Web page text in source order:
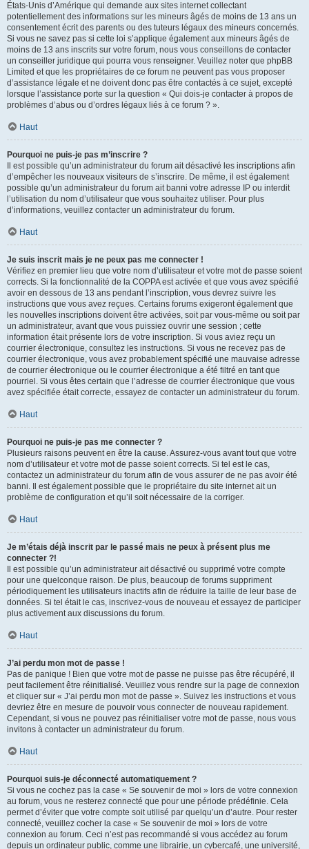
États-Unis d’Amérique qui demande aux sites internet collectant
potentiellement des informations sur les mineurs âgés de moins de 13 ans un
consentement écrit des parents ou des tuteurs légaux des mineurs concernés.
Si vous ne savez pas si cette loi s’applique également aux mineurs âgés de
moins de 13 ans inscrits sur votre forum, nous vous conseillons de contacter
un conseiller juridique qui pourra vous renseigner. Veuillez noter que phpBB
Limited et que les propriétaires de ce forum ne peuvent pas vous proposer
d’assistance légale et ne doivent donc pas être contactés à ce sujet, excepté
lorsque l’assistance porte sur la question « Qui dois-je contacter à propos de
problèmes d’abus ou d’ordres légaux liés à ce forum ? ».
Haut
Pourquoi ne puis-je pas m’inscrire ?
Il est possible qu’un administrateur du forum ait désactivé les inscriptions afin
d’empêcher les nouveaux visiteurs de s’inscrire. De même, il est également
possible qu’un administrateur du forum ait banni votre adresse IP ou interdit
l’utilisation du nom d’utilisateur que vous souhaitez utiliser. Pour plus
d’informations, veuillez contacter un administrateur du forum.
Haut
Je suis inscrit mais je ne peux pas me connecter !
Vérifiez en premier lieu que votre nom d’utilisateur et votre mot de passe soient
corrects. Si la fonctionnalité de la COPPA est activée et que vous avez spécifié
avoir en dessous de 13 ans pendant l’inscription, vous devrez suivre les
instructions que vous avez reçues. Certains forums exigeront également que
les nouvelles inscriptions doivent être activées, soit par vous-même ou soit par
un administrateur, avant que vous puissiez ouvrir une session ; cette
information était présente lors de votre inscription. Si vous aviez reçu un
courrier électronique, consultez les instructions. Si vous ne recevez pas de
courrier électronique, vous avez probablement spécifié une mauvaise adresse
de courrier électronique ou le courrier électronique a été filtré en tant que
pourriel. Si vous êtes certain que l’adresse de courrier électronique que vous
avez spécifiée était correcte, essayez de contacter un administrateur du forum.
Haut
Pourquoi ne puis-je pas me connecter ?
Plusieurs raisons peuvent en être la cause. Assurez-vous avant tout que votre
nom d’utilisateur et votre mot de passe soient corrects. Si tel est le cas,
contactez un administrateur du forum afin de vous assurer de ne pas avoir été
banni. Il est également possible que le propriétaire du site internet ait un
problème de configuration et qu’il soit nécessaire de la corriger.
Haut
Je m’étais déjà inscrit par le passé mais ne peux à présent plus me
connecter ?!
Il est possible qu’un administrateur ait désactivé ou supprimé votre compte
pour une quelconque raison. De plus, beaucoup de forums suppriment
périodiquement les utilisateurs inactifs afin de réduire la taille de leur base de
données. Si tel était le cas, inscrivez-vous de nouveau et essayez de participer
plus activement aux discussions du forum.
Haut
J’ai perdu mon mot de passe !
Pas de panique ! Bien que votre mot de passe ne puisse pas être récupéré, il
peut facilement être réinitialisé. Veuillez vous rendre sur la page de connexion
et cliquer sur « J’ai perdu mon mot de passe ». Suivez les instructions et vous
devriez être en mesure de pouvoir vous connecter de nouveau rapidement.
Cependant, si vous ne pouvez pas réinitialiser votre mot de passe, nous vous
invitons à contacter un administrateur du forum.
Haut
Pourquoi suis-je déconnecté automatiquement ?
Si vous ne cochez pas la case « Se souvenir de moi » lors de votre connexion
au forum, vous ne resterez connecté que pour une période prédéfinie. Cela
permet d’éviter que votre compte soit utilisé par quelqu’un d’autre. Pour rester
connecté, veuillez cocher la case « Se souvenir de moi » lors de votre
connexion au forum. Ceci n’est pas recommandé si vous accédez au forum
depuis un ordinateur public, comme une librairie, un cybercafé, une université,